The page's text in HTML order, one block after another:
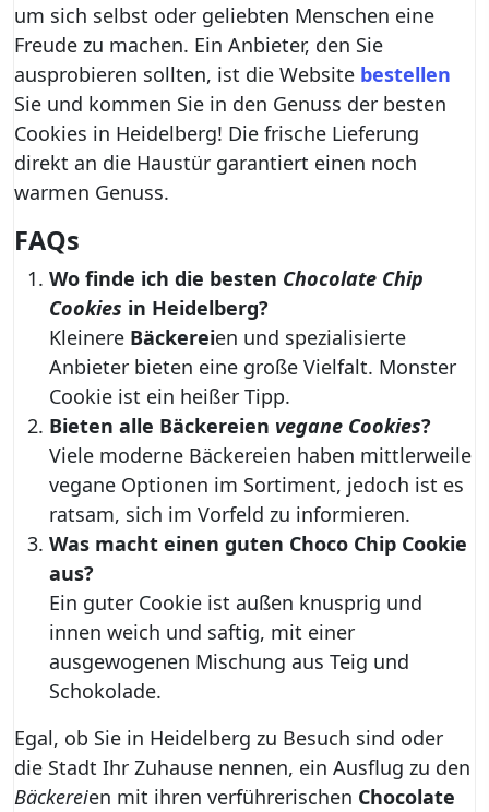
um sich selbst oder geliebten Menschen eine
Freude zu machen. Ein Anbieter, den Sie
ausprobieren sollten, ist die Website bestellen
Sie und kommen Sie in den Genuss der besten
Cookies in Heidelberg! Die frische Lieferung
direkt an die Haustür garantiert einen noch
warmen Genuss.
FAQs
Wo finde ich die besten Chocolate Chip
Cookies in Heidelberg?
Kleinere Bäckereien und spezialisierte
Anbieter bieten eine große Vielfalt. Monster
Cookie ist ein heißer Tipp.
Bieten alle Bäckereien vegane Cookies?
Viele moderne Bäckereien haben mittlerweile
vegane Optionen im Sortiment, jedoch ist es
ratsam, sich im Vorfeld zu informieren.
Was macht einen guten Choco Chip Cookie
aus?
Ein guter Cookie ist außen knusprig und
innen weich und saftig, mit einer
ausgewogenen Mischung aus Teig und
Schokolade.
Egal, ob Sie in Heidelberg zu Besuch sind oder
die Stadt Ihr Zuhause nennen, ein Ausflug zu den
Bäckereien mit ihren verführerischen Chocolate